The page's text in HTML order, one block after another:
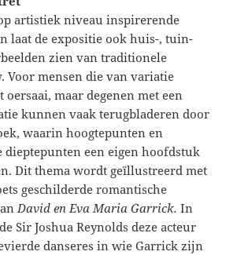
artistiek niveau inspirerende
laat de expositie ook huis-, tuin-
zien van traditionele
mensen die van variatie
maar degenen met een
kunnen vaak terugbladeren door
waarin hoogtepunten en
een eigen hoofdstuk
Dit thema wordt geïllustreerd met
geschilderde romantische
David en Eva Maria Garrick.In
Sir Joshua Reynolds deze acteur
danseres in wie Garrick zijn